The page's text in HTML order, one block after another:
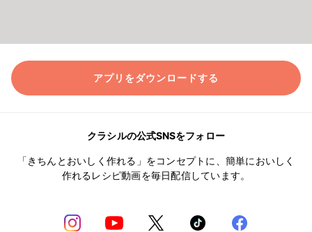
アプリをダウンロードする
クラシルの公式SNSをフォロー
「きちんとおいしく作れる」をコンセプトに、簡単においしく
作れるレシピ動画を毎日配信しています。